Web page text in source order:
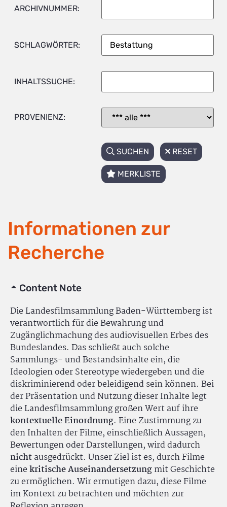
ARCHIVNUMMER:
SCHLAGWÖRTER:
INHALTSSUCHE:
PROVENIENZ:
SUCHEN RESET
MERKLISTE
Informationen zur
Recherche
Content Note
Die Landesfilmsammlung Baden-Württemberg ist
verantwortlich für die Bewahrung und
Zugänglichmachung des audiovisuellen Erbes des
Bundeslandes. Das schließt auch solche
Sammlungs- und Bestandsinhalte ein, die
Ideologien oder Stereotype wiedergeben und die
diskriminierend oder beleidigend sein können. Bei
der Präsentation und Nutzung dieser Inhalte legt
die Landesfilmsammlung großen Wert auf ihre
kontextuelle Einordnung. Eine Zustimmung zu
den Inhalten der Filme, einschließlich Aussagen,
Bewertungen oder Darstellungen, wird dadurch
nichtausgedrückt. Unser Ziel ist es, durch Filme
einekritische Auseinandersetzungmit Geschichte
zu ermöglichen. Wir ermutigen dazu, diese Filme
im Kontext zu betrachten und möchten zur